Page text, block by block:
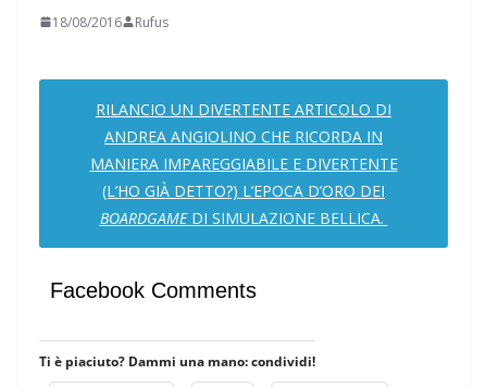
18/08/2016 Rufus
RILANCIO UN DIVERTENTE ARTICOLO DI
ANDREA ANGIOLINO CHE RICORDA IN
MANIERA IMPAREGGIABILE E DIVERTENTE
(L’HO GIÀ DETTO?) L’EPOCA D’ORO DEI
BOARDGAMEDI SIMULAZIONE BELLICA.
Facebook Comments
Ti è piaciuto? Dammi una mano: condividi!